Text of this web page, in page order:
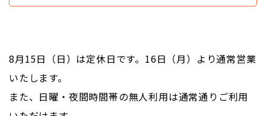
8月15日（日）は定休日です。16日（月）より通常営業
いたします。
また、日曜・夜間時間帯の無人利用は通常通りご利用